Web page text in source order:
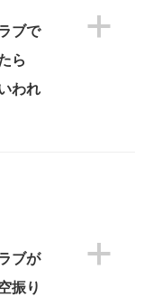
a
ブで
ら
われ
a
ブが
振り